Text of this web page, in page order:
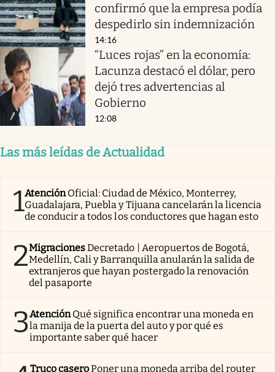
confirmó que la empresa podía
despedirlo sin indemnización
14:16
“Luces rojas” en la economía:
Lacunza destacó el dólar, pero
dejó tres advertencias al
Gobierno
12:08
Las más leídas de Actualidad
1AtenciónOficial: Ciudad de México, Monterrey,
Guadalajara, Puebla y Tijuana cancelarán la licencia
de conducir a todos los conductores que hagan esto
2MigracionesDecretado | Aeropuertos de Bogotá,
Medellín, Cali y Barranquilla anularán la salida de
extranjeros que hayan postergado la renovación
del pasaporte
3AtenciónQué significa encontrar una moneda en
la manija de la puerta del auto y por qué es
importante saber qué hacer
Truco caseroPoner una moneda arriba del router